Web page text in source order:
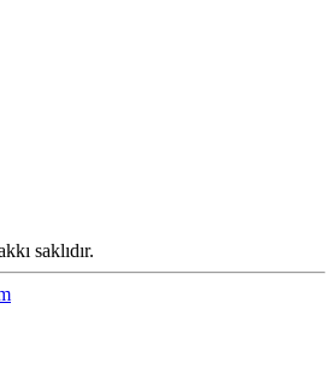
saklıdır.